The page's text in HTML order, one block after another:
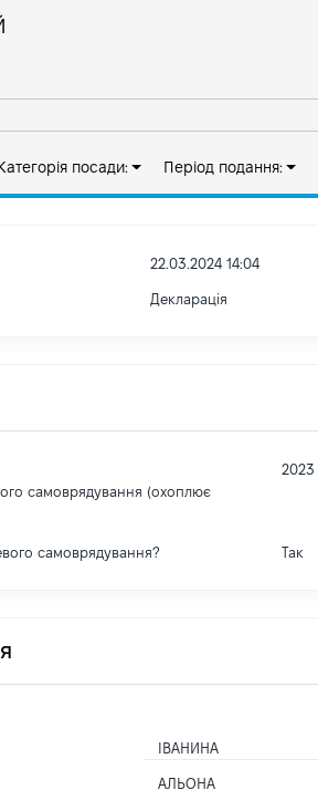
посади: Період подання:
22.03.2024 14:04
Декларація
самоврядування (охоплює
2023
самоврядування? Так
ІВАНИНА
АЛЬОНА